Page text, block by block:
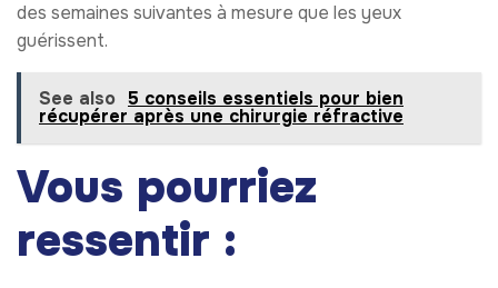
des semaines suivantes à mesure que les yeux
guérissent.
See also 5 conseils essentiels pour bien
récupérer après une chirurgie réfractive
Vous pourriez
ressentir :